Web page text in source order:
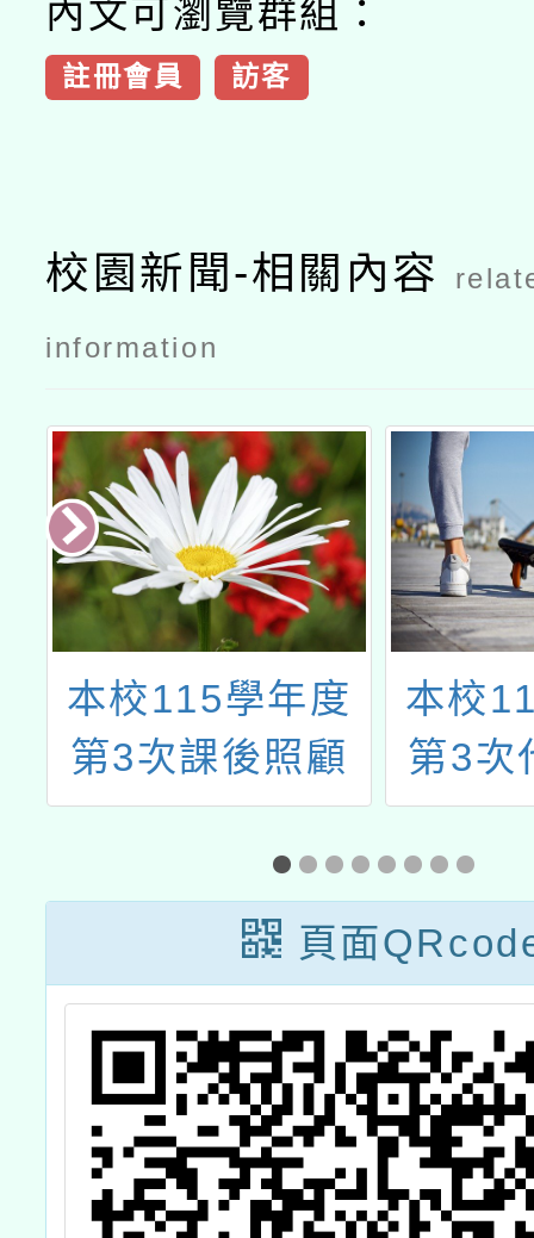
內文可瀏覽群組：
註冊會員 訪客
校園新聞-相關內容
information
本校115學年度
第3次課後照顧
教師甄選錄取公
告(無人報名，尚
有缺額)
本校
第3次
甄選
頁面